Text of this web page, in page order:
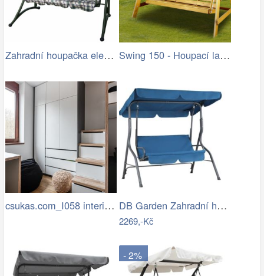
Zahradní houpačka elena II (zelená) Swing 150 - Houpací lavice (pinie)
csukas.com_I058 interier bytu 4kk 070… DB Garden Zahradní houpačka CANOPS modrá
2269,-Kč
- 2%